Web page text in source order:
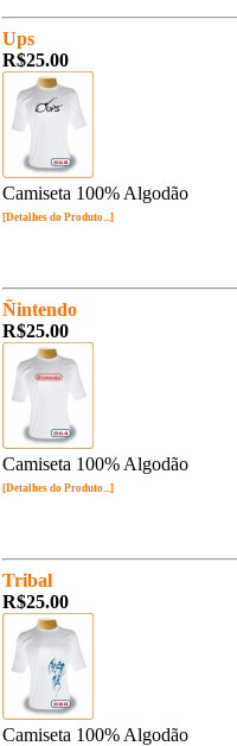
Ups
R$25.00
Camiseta 100% Algodão
[Detalhes do Produto...]
Ñintendo
R$25.00
Camiseta 100% Algodão
[Detalhes do Produto...]
Tribal
R$25.00
Camiseta 100% Algodão